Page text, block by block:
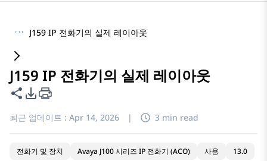
··· J159 IP 전화기의 실제 레이아웃
J159 IP 전화기의 실제 레이아웃
이 페이지 공유
PDF 내보내기 옵션
최근 업데이트 : Apr 14, 2026 | 3 min read
전화기 및 장치 Avaya J100 시리즈 IP 전화기 (ACO) 사용 13.0